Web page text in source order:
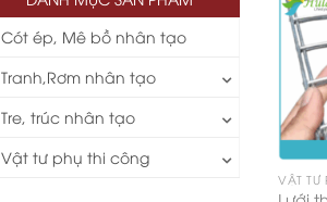
Cót ép, Mê bồ nhân tạo
Tranh,Rơm nhân tạo
Tre, trúc nhân tạo
Vật tư phụ thi công
VẬT TƯ